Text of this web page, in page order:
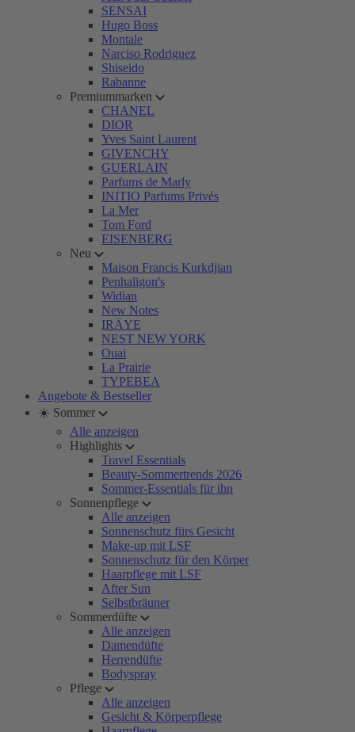
SENSAI
Hugo Boss
Montale
Narciso Rodriguez
Shiseido
Rabanne
Premiummarken
CHANEL
DIOR
Yves Saint Laurent
GIVENCHY
GUERLAIN
Parfums de Marly
INITIO Parfums Privés
La Mer
Tom Ford
EISENBERG
Neu
Maison Francis Kurkdjian
Penhaligon's
Widian
New Notes
IRÄYE
NEST NEW YORK
Ouai
La Prairie
TYPEBEA
Angebote & Bestseller
☀️ Sommer
Alle anzeigen
Highlights
Travel Essentials
Beauty-Sommertrends 2026
Sommer-Essentials für ihn
Sonnenpflege
Alle anzeigen
Sonnenschutz fürs Gesicht
Make-up mit LSF
Sonnenschutz für den Körper
Haarpflege mit LSF
After Sun
Selbstbräuner
Sommerdüfte
Alle anzeigen
Damendüfte
Herrendüfte
Bodyspray
Pflege
Alle anzeigen
Gesicht & Körperpflege